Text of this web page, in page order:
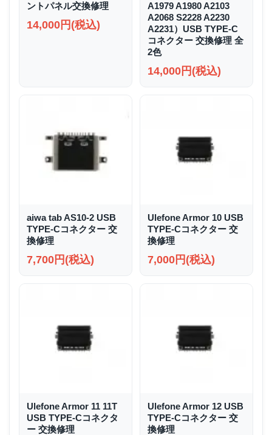
ントパネル交換修理
14,000円(税込)
A1979 A1980 A2103
A2068 S2228 A2230
A2231）USB TYPE-C
コネクター 交換修理 全
2色
14,000円(税込)
aiwa tab AS10-2 USB
TYPE-Cコネクター 交
換修理
7,700円(税込)
Ulefone Armor 10 USB
TYPE-Cコネクター 交
換修理
7,000円(税込)
Ulefone Armor 11 11T
USB TYPE-Cコネクタ
ー 交換修理
Ulefone Armor 12 USB
TYPE-Cコネクター 交
換修理